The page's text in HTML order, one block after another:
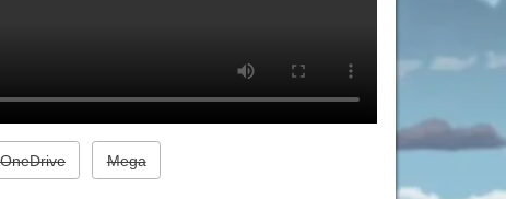
Mega
OneDrive